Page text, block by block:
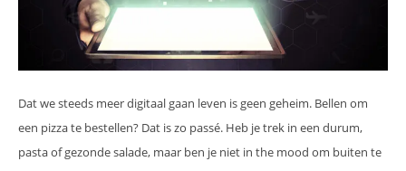
Dat we steeds meer digitaal gaan leven is geen geheim. Bellen om
een pizza te bestellen? Dat is zo passé. Heb je trek in een durum,
pasta of gezonde salade, maar ben je niet in the mood om buiten te